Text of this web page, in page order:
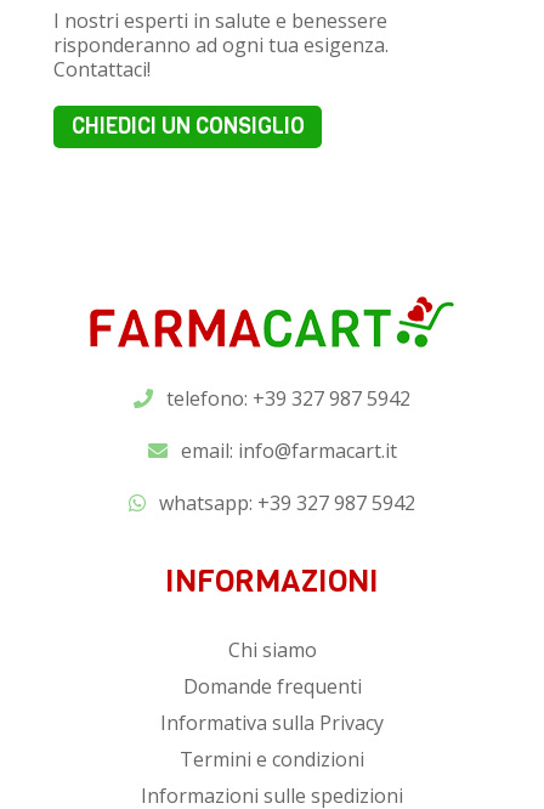
I nostri esperti in salute e benessere
risponderanno ad ogni tua esigenza.
Contattaci!
CHIEDICI UN CONSIGLIO
telefono: +39 327 987 5942
email: info@farmacart.it
whatsapp: +39 327 987 5942
INFORMAZIONI
Chi siamo
Domande frequenti
Informativa sulla Privacy
Termini e condizioni
Informazioni sulle spedizioni